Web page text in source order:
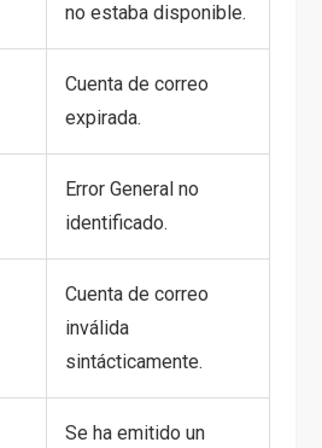
no estaba disponible.
Cuenta de correo
expirada.
Error General no
identificado.
Cuenta de correo
inválida
sintácticamente.
Se ha emitido un